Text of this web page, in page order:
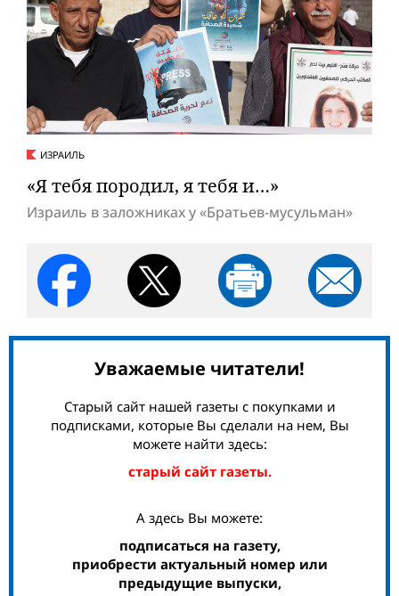
ИЗРАИЛЬ
«Я тебя породил, я тебя и…»
Израиль в заложниках у «Братьев-мусульман»
Уважаемые читатели!
Старый сайт нашей газеты с покупками и
подписками, которые Вы сделали на нем, Вы
можете найти здесь:
старый сайт газеты.
А здесь Вы можете:
подписаться на газету,
приобрести актуальный номер или
предыдущие выпуски,